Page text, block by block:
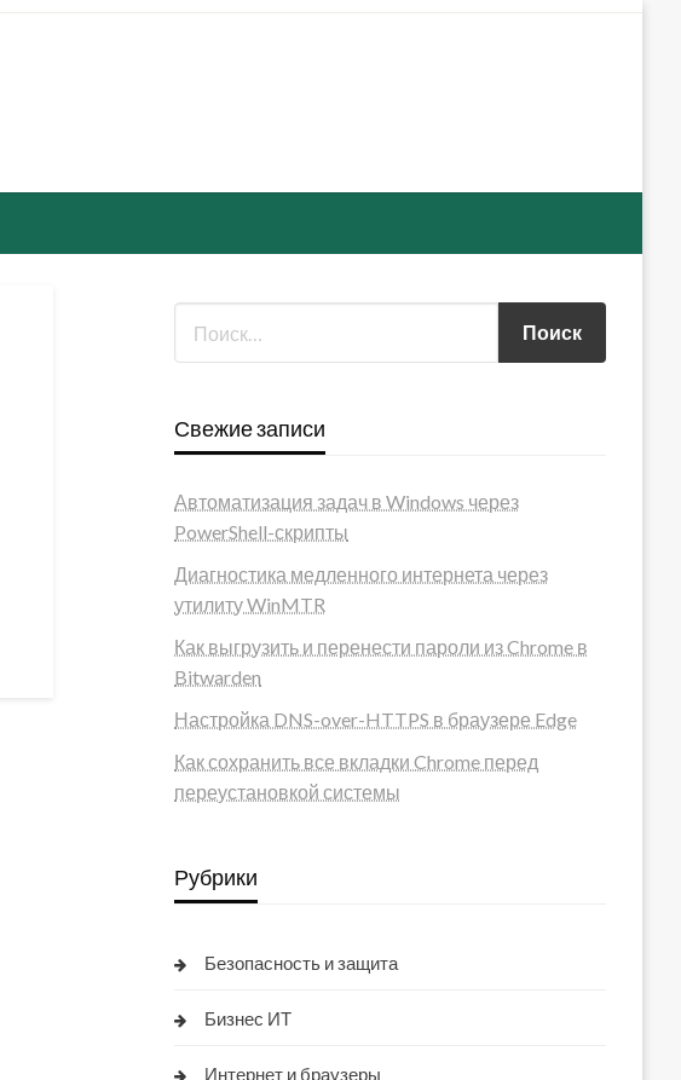
Свежие записи
Автоматизация задач в Windows через
PowerShell-скрипты
Диагностика медленного интернета через
утилиту WinMTR
Как выгрузить и перенести пароли из Chrome в
Bitwarden
Настройка DNS-over-HTTPS в браузере Edge
Как сохранить все вкладки Chrome перед
переустановкой системы
Рубрики
Безопасность и защита
Бизнес ИТ
Интернет и браузеры